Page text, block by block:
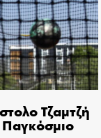
Τζαμτζή
Παγκόσμιο